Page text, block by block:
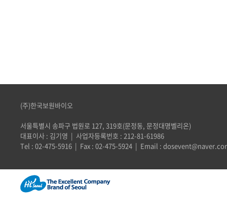
(주)한국보원바이오
서울특별시 송파구 법원로 127, 319호(문정동, 문정대명벨리온)
대표이사 : 김기영 | 사업자등록번호 : 212-81-61986
Tel : 02-475-5916 | Fax : 02-475-5924 | Email :